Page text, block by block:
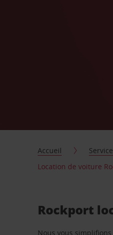
Accueil
Location de voiture
Rockport
Nous vous